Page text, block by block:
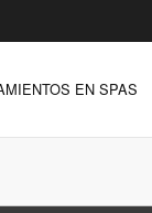
EN SPAS